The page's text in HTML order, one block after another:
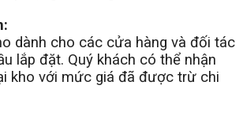
dành cho các cửa hàng và đối tác
lắp đặt. Quý khách có thể nhận
kho với mức giá đã được trừ chi